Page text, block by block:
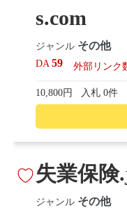
s.com
ジャンル その他
DA59 外部リンク
10,800円 入札 0件
失業保険
ジャンル その他